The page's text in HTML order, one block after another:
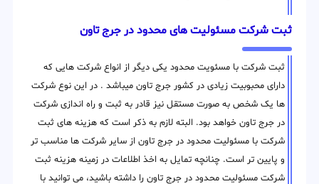
ثبت شرکت مسئولیت های محدود در جرج تاون
ثبت شرکت با مسئویت محدود یکی دیگر از انواع شرکت هایی که
دارای محبوبیت زیادی در کشور جرج تاون میباشد . در این نوع شرکت
ها یک شخص به صورت مستقل نیز قادر به ثبت و راه اندازی شرکت
در جرج تاون خواهد بود. البته لازم به ذکر است که هزینه های ثبت
شرکت با مسئولیت محدود در جرج تاون از سایر شرکت ها مناسب تر
و پایین تر است. چنانچه تمایل به اخذ اطلاعات در زمینه هزینه ثبت
شرکت مسئولیت محدود در جرج تاون را داشته باشید، می توانید با